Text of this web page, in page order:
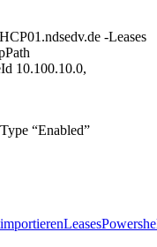
-Leases
10.100.10.0,
“Enabled”
importierenLeases